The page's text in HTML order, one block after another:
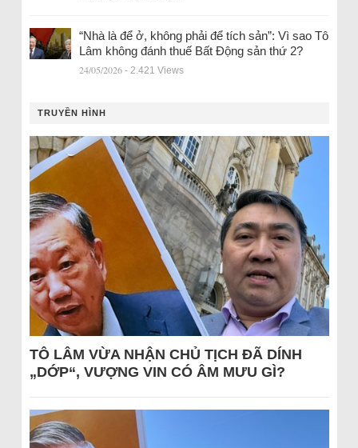
“Nhà là để ở, không phải để tích sản”: Vì sao Tô
Lâm không đánh thuế Bất Động sản thứ 2?
24/05/2026 - 2.421 Views
TRUYỀN HÌNH
TÔ LÂM VỪA NHẬN CHỦ TỊCH ĐÃ DÍNH
„DỚP“, VƯỢNG VIN CÓ ÂM MƯU GÌ?